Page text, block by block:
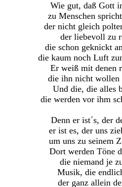
Wie gut, daß Gott
zu Menschen
der nicht gleich
der liebevoll zu
die schon geknickt
die kaum noch Luft
Er weiß mit denen
die ihn nicht wollen
Und die, die alles
die werden vor ihm
Denn er ist´s, der
er ist es, der uns
um uns zu seinem
Dort werden Töne
die niemand je
Musik, die
der ganz allein